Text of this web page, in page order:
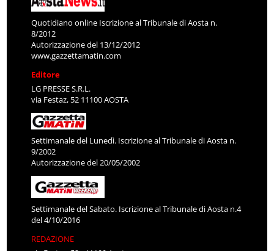
Quotidiano online Iscrizione al Tribunale di Aosta n.
8/2012
Autorizzazione del 13/12/2012
www.gazzettamatin.com
Editore
LG PRESSE S.R.L.
via Festaz, 52 11100 AOSTA
Settimanale del Lunedì. Iscrizione al Tribunale di Aosta n.
9/2002
Autorizzazione del 20/05/2002
Settimanale del Sabato. Iscrizione al Tribunale di Aosta n.4
del 4/10/2016
REDAZIONE